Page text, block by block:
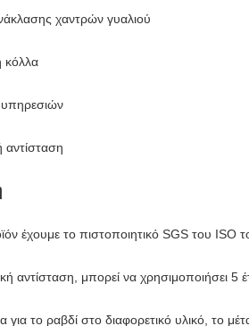
χαντρών γυαλιού
κόλλα
αντίσταση
έχουμε το πιστοποιητικό SGS του ISO
αντίσταση, μπορεί να χρησιμοποιήσει 5
για το ραβδί στο διαφορετικό υλικό, το